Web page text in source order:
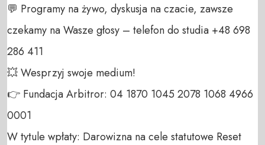
💬 Programy na żywo, dyskusja na czacie, zawsze
czekamy na Wasze głosy – telefon do studia +48 698
286 411
💥 Wesprzyj swoje medium!
👉 Fundacja Arbitror: 04 1870 1045 2078 1068 4966
0001
W tytule wpłaty: Darowizna na cele statutowe Reset